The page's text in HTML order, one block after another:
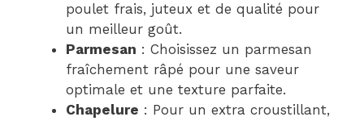
poulet frais, juteux et de qualité pour
un meilleur goût.
Parmesan : Choisissez un parmesan
fraîchement râpé pour une saveur
optimale et une texture parfaite.
Chapelure : Pour un extra croustillant,